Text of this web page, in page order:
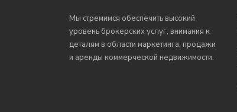
Мы стремимся обеспечить высокий
уровень брокерских услуг, внимания к
деталям в области маркетинга, продажи
и аренды коммерческой недвижимости.